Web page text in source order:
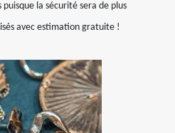
la sécurité sera de plus
avec estimation gratuite !